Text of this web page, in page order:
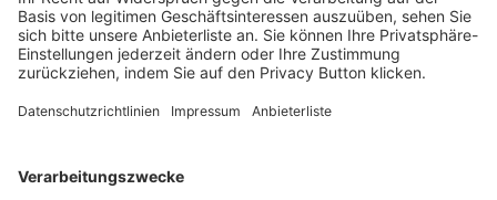
Login SpielPlus
FOLGE DEM BFV